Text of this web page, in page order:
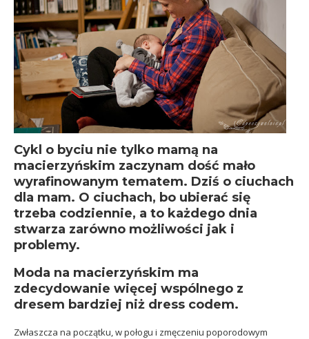
Cykl o byciu nie tylko mamą na
macierzyńskim zaczynam dość mało
wyrafinowanym tematem. Dziś o ciuchach
dla mam. O ciuchach, bo ubierać się
trzeba codziennie, a to każdego dnia
stwarza zarówno możliwości jak i
problemy.
Moda na macierzyńskim ma
zdecydowanie więcej wspólnego z
dresem bardziej niż dress codem.
Zwłaszcza na początku, w połogu i zmęczeniu poporodowym